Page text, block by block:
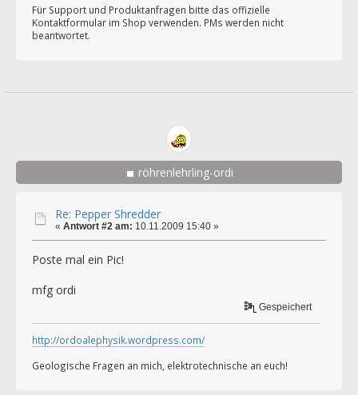
Für Support und Produktanfragen bitte das offizielle
Kontaktformular im Shop verwenden. PMs werden nicht
beantwortet.
röhrenlehrling-ordi
Re: Pepper Shredder
« Antwort #2 am: 10.11.2009 15:40 »
Poste mal ein Pic!
mfg ordi
Gespeichert
http://ordoalephysik.wordpress.com/
Geologische Fragen an mich, elektrotechnische an euch!